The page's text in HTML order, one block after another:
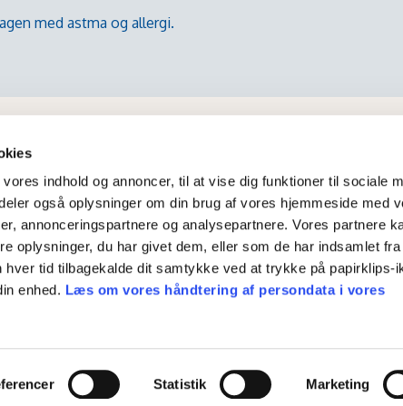
indhold og annoncer, til at vise dig funktioner til sociale
også oplysninger om din brug af vores hjemmeside med
annonceringspartnere og analysepartnere. Vores partnere
oplysninger, du har givet dem, eller som de har indsamlet fra
hver tid tilbagekalde dit samtykke ved at trykke på papirklips-
enhed. Læs om vores håndtering af persondata i vores
Statistik Marketing
med astma og allergi.
4000 Roskilde • tlf. 4343 5911 • info@astma-allergi.dk
Persondatapolitik•Cookieoplysninger